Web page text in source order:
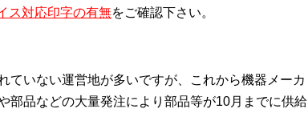
ス対応印字の有無をご確認下さい。
ていない運営地が多いですが、これから機器メーカ
部品などの大量発注により部品等が10月までに供給